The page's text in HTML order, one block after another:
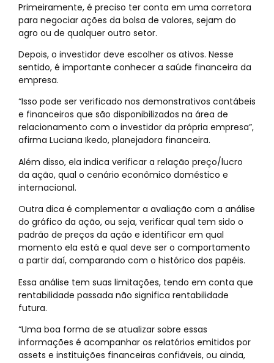
Primeiramente, é preciso ter conta em uma corretora
para negociar ações da bolsa de valores, sejam do
agro ou de qualquer outro setor.
Depois, o investidor deve escolher os ativos. Nesse
sentido, é importante conhecer a saúde financeira da
empresa.
“Isso pode ser verificado nos demonstrativos contábeis
e financeiros que são disponibilizados na área de
relacionamento com o investidor da própria empresa”,
afirma Luciana Ikedo, planejadora financeira.
Além disso, ela indica verificar a relação preço/lucro
da ação, qual o cenário econômico doméstico e
internacional.
Outra dica é complementar a avaliação com a análise
do gráfico da ação, ou seja, verificar qual tem sido o
padrão de preços da ação e identificar em qual
momento ela está e qual deve ser o comportamento
a partir daí, comparando com o histórico dos papéis.
Essa análise tem suas limitações, tendo em conta que
rentabilidade passada não significa rentabilidade
futura.
“Uma boa forma de se atualizar sobre essas
informações é acompanhar os relatórios emitidos por
assets e instituições financeiras confiáveis, ou ainda,